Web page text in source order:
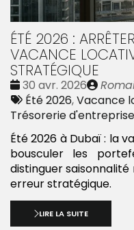
ÉTÉ 2026 :
VACANCE
STRATÉGIQUE
Date
:
30 avr. 2026
Publié
par
Tags
:
Été 2026,Vacance
Trésorerie d'entreprise
Été 2026 à Dubaï : la
bousculer les
distinguer
erreur stratégique.
LIRE LA SUITE